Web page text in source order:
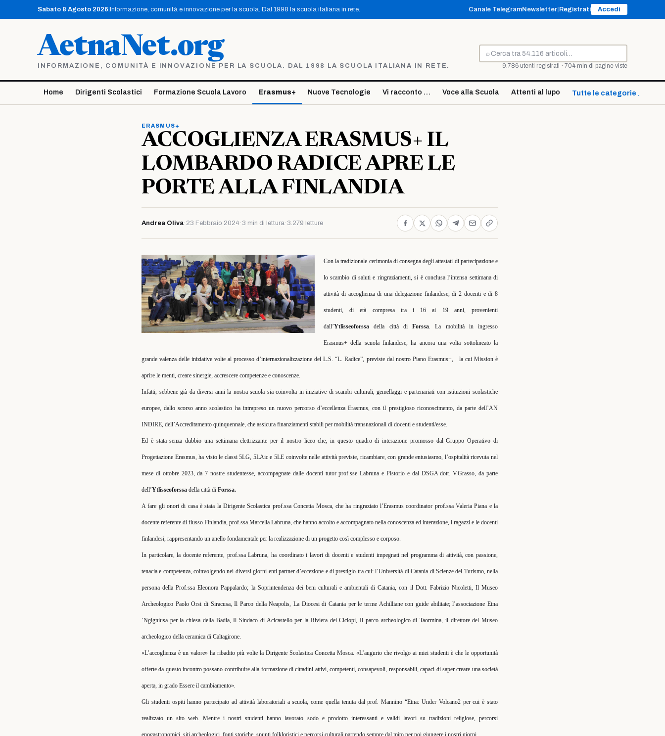
contenuto
Sabato 8 Agosto 2026 Informazione, comunità e innovazione per la scuola. Dal 1998 la scuola italiana in rete. Canale TelegramNewsletter Registrati Accedi
AetnaNet.org
INFORMAZIONE, COMUNITÀ E INNOVAZIONE PER LA SCUOLA. DAL 1998 LA SCUOLA ITALIANA IN RETE.
⌕
Cerca
9.786 utenti registrati · 704 mln di pagine viste
Home Dirigenti Scolastici Formazione Scuola Lavoro Erasmus+ Nuove Tecnologie Vi racconto … Voce alla Scuola Attenti al lupo Tutte le categorie ↓
ERASMUS+
ACCOGLIENZA ERASMUS+ IL
LOMBARDO RADICE APRE LE
PORTE ALLA FINLANDIA
Andrea Oliva· 23 Febbraio 2024 · 3 min di lettura· 3.279 letture
Con la tradizionale cerimonia di consegna degli attestati di partecipazione e
lo scambio di saluti e ringraziamenti, si è conclusa l’intensa settimana di
attività di accoglienza di una delegazione finlandese, di 2 docenti e di 8
studenti, di età compresa tra i 16 ai 19 anni, provenienti
dall’Ytlisseoforssadella città di Forssa. La mobilità in ingresso
Erasmus+ della scuola finlandese, ha ancora una volta sottolineato la
grande valenza delle iniziative volte al processo d’internazionalizzazione del L.S. “L. Radice”, previste dal nostro Piano Erasmus+, la cui Mission è
aprire le menti, creare sinergie, accrescere competenze e conoscenze.
Infatti, sebbene già da diversi anni la nostra scuola sia coinvolta in iniziative di scambi culturali, gemellaggi e partenariati con istituzioni scolastiche
europee, dallo scorso anno scolastico ha intrapreso un nuovo percorso d’eccellenza Erasmus, con il prestigioso riconoscimento, da parte dell’AN
INDIRE, dell’Accreditamento quinquennale, che assicura finanziamenti stabili per mobilità transnazionali di docenti e studenti/esse.
Ed è stata senza dubbio una settimana elettrizzante per il nostro liceo che, in questo quadro di interazione promosso dal Gruppo Operativo di
Progettazione Erasmus, ha visto le classi 5LG, 5LAic e 5LE coinvolte nelle attività previste, ricambiare, con grande entusiasmo, l’ospitalità ricevuta nel
mese di ottobre 2023, da 7 nostre studentesse, accompagnate dalle docenti tutor prof.sse Labruna e Pistorio e dal DSGA dott. V.Grasso, da parte
dell’Ytlisseoforssa della città di Forssa.
A fare gli onori di casa è stata la Dirigente Scolastica prof.ssa Concetta Mosca, che ha ringraziato l’Erasmus coordinator prof.ssa Valeria Piana e la
docente referente di flusso Finlandia, prof.ssa Marcella Labruna, che hanno accolto e accompagnato nella conoscenza ed interazione, i ragazzi e le docenti
finlandesi, rappresentando un anello fondamentale per la realizzazione di un progetto così complesso e corposo.
In particolare, la docente referente, prof.ssa Labruna, ha coordinato i lavori di docenti e studenti impegnati nel programma di attività, con passione,
tenacia e competenza, coinvolgendo nei diversi giorni enti partner d’eccezione e di prestigio tra cui: l’Università di Catania di Scienze del Turismo, nella
persona della Prof.ssa Eleonora Pappalardo; la Soprintendenza dei beni culturali e ambientali di Catania, con il Dott. Fabrizio Nicoletti, Il Museo
Archeologico Paolo Orsi di Siracusa, Il Parco della Neapolis, La Diocesi di Catania per le terme Achilliane con guide abilitate; l’associazione Etna
‘Ngigniusa per la chiesa della Badia, Il Sindaco di Acicastello per la Riviera dei Ciclopi, Il parco archeologico di Taormina, il direttore del Museo
archeologico della ceramica di Caltagirone.
«L’accoglienza è un valore» ha ribadito più volte la Dirigente Scolastica Concetta Mosca. «L’augurio che rivolgo ai miei studenti è che le opportunità
offerte da questo incontro possano contribuire alla formazione di cittadini attivi, competenti, consapevoli, responsabili, capaci di saper creare una società
aperta, in grado Essere il cambiamento».
Gli studenti ospiti hanno partecipato ad attività laboratoriali a scuola, come quella tenuta dal prof. Mannino “Etna: Under Volcano2 per cui è stato
realizzato un sito web. Mentre i nostri studenti hanno lavorato sodo e prodotto interessanti e validi lavori su tradizioni religiose, percorsi
enogastronomici, siti archeologici, fonti storiche, spunti folkloristici e percorsi culturali partendo sempre dal mito per poi giungere i nostri giorni.